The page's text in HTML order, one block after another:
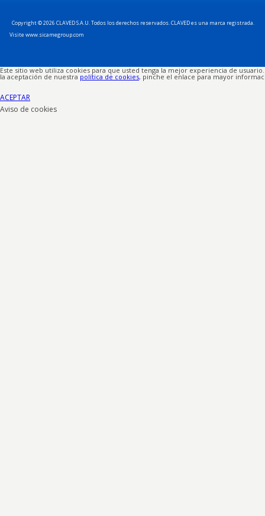
Copyright © 2026 CLAVED S.A.U. Todos los derechos reservados. CLAVED es una marca registrada.
Visite www.sicamegroup.com
Este sitio web utiliza cookies para que usted tenga la mejor experiencia de
la aceptación de nuestra política de cookies, pinche el enlace para mayor
ACEPTAR
Aviso de cookies